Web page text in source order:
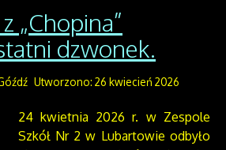
„Chopina”
dzwonek.
Utworzono: 26 kwiecień 2026
24 kwietnia 2026 r. w Zespole
Szkół Nr 2 w Lubartowie odbyło